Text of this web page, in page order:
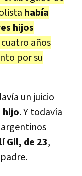
había
hijos
años
por su
un juicio
hijo. Y todavía
Gil, de 23,